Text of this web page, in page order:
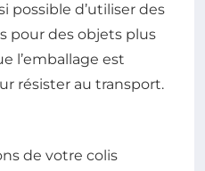
possible d’utiliser des
pour des objets plus
l’emballage est
résister au transport.
de votre colis